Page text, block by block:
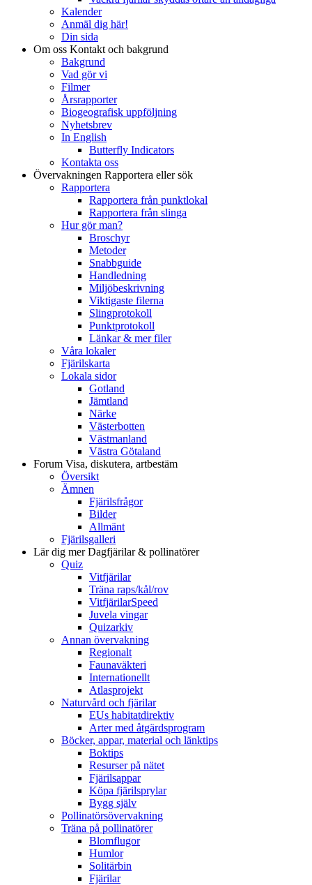
Kalender
Anmäl dig här!
Din sida
Om oss Kontakt och bakgrund
Bakgrund
Vad gör vi
Filmer
Årsrapporter
Biogeografisk uppföljning
Nyhetsbrev
In English
Butterfly Indicators
Kontakta oss
Övervakningen Rapportera eller sök
Rapportera
Rapportera från punktlokal
Rapportera från slinga
Hur gör man?
Broschyr
Metoder
Snabbguide
Handledning
Miljöbeskrivning
Viktigaste filerna
Slingprotokoll
Punktprotokoll
Länkar & mer filer
Våra lokaler
Fjärilskarta
Lokala sidor
Gotland
Jämtland
Närke
Västerbotten
Västmanland
Västra Götaland
Forum Visa, diskutera, artbestäm
Översikt
Ämnen
Fjärilsfrågor
Bilder
Allmänt
Fjärilsgalleri
Lär dig merDagfjärilar & pollinatörer
Quiz
Vitfjärilar
Träna raps/kål/rov
VitfjärilarSpeed
Juvela vingar
Quizarkiv
Annan övervakning
Regionalt
Faunaväkteri
Internationellt
Atlasprojekt
Naturvård och fjärilar
EUs habitatdirektiv
Arter med åtgärdsprogram
Böcker, appar, material och länktips
Boktips
Resurser på nätet
Fjärilsappar
Köpa fjärilsprylar
Bygg själv
Pollinatörsövervakning
Träna på pollinatörer
Blomflugor
Humlor
Solitärbin
Fjärilar